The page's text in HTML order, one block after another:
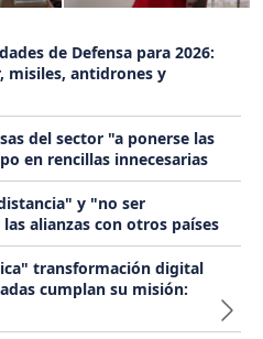
de Defensa para 2026:
misiles, antidrones y
del sector "a ponerse las
en rencillas innecesarias
y "no ser
alianzas con otros países
transformación digital
cumplan su misión: